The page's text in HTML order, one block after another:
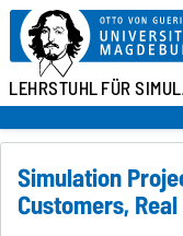
LEHRSTUHLFÜR
Simulation
Customers,